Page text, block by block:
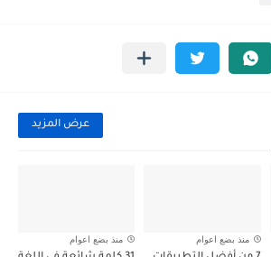
عرض المزيد
منذ بضع اعوام منذ بضع اعوام